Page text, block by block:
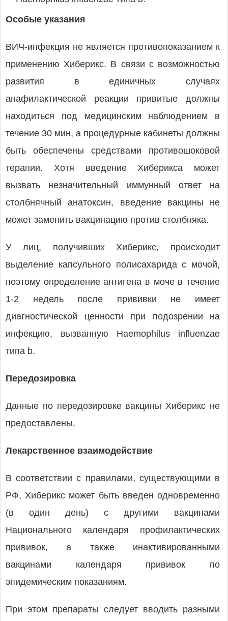
Особые указания
ВИЧ-инфекция не является противопоказанием к
применению Хиберикc. В связи с возможностью
развития в единичных случаях
анафилактической реакции привитые должны
находиться под медицинским наблюдением в
течение 30 мин, а процедурные кабинеты должны
быть обеспечены средствами противошоковой
терапии. Хотя введение Хиберикса может
вызвать незначительный иммунный ответ на
столбнячный анатоксин, введение вакцины не
может заменить вакцинацию против столбняка.
У лиц, получивших Хиберикс, происходит
выделение капсульного полисахарида с мочой,
поэтому определение антигена в моче в течение
1-2 недель после прививки не имеет
диагностической ценности при подозрении на
инфекцию, вызванную Haemophilus influenzae
типа b.
Передозировка
Данные по передозировке вакцины Хиберикс не
предоставлены.
Лекарственное взаимодействие
В соответствии с правилами, существующими в
РФ, Хиберикс может быть введен одновременно
(в один день) с другими вакцинами
Национального календаря профилактических
прививок, а также инактивированными
вакцинами календаря прививок по
эпидемическим показаниям.
При этом препараты следует вводить разными